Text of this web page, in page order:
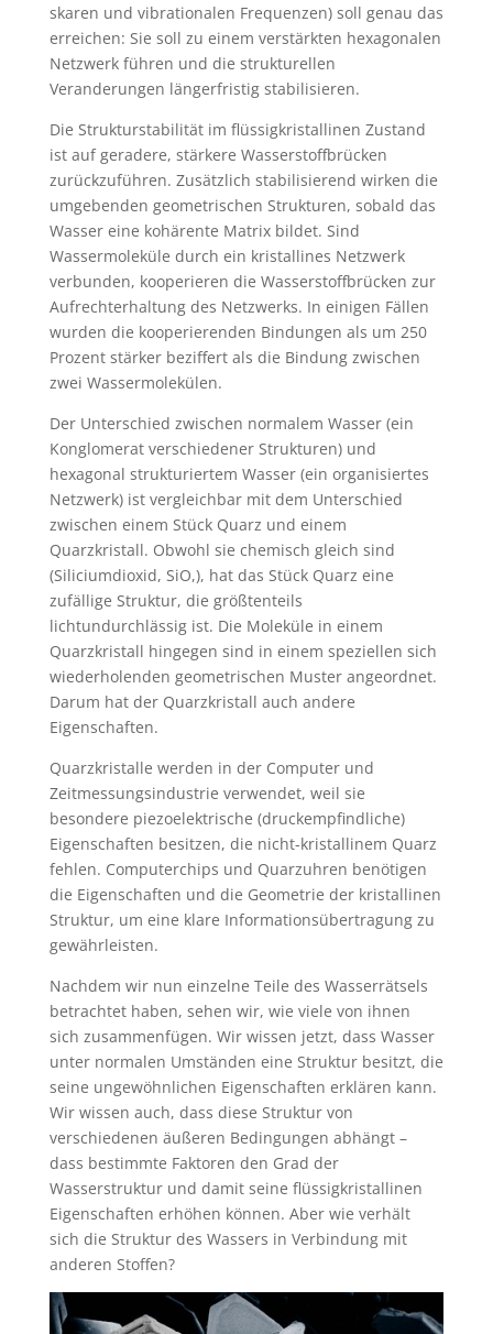
skaren und vibrationalen Frequenzen) soll genau das
erreichen: Sie soll zu einem verstärkten hexagonalen
Netzwerk führen und die strukturellen
Veranderungen längerfristig stabilisieren.
Die Strukturstabilität im flüssigkristallinen Zustand
ist auf geradere, stärkere Wasserstoffbrücken
zurückzuführen. Zusätzlich stabilisierend wirken die
umgebenden geometrischen Strukturen, sobald das
Wasser eine kohärente Matrix bildet. Sind
Wassermoleküle durch ein kristallines Netzwerk
verbunden, kooperieren die Wasserstoffbrücken zur
Aufrechterhaltung des Netzwerks. In einigen Fällen
wurden die kooperierenden Bindungen als um 250
Prozent stärker beziffert als die Bindung zwischen
zwei Wassermolekülen.
Der Unterschied zwischen normalem Wasser (ein
Konglomerat verschiedener Strukturen) und
hexagonal strukturiertem Wasser (ein organisiertes
Netzwerk) ist vergleichbar mit dem Unterschied
zwischen einem Stück Quarz und einem
Quarzkristall. Obwohl sie chemisch gleich sind
(Siliciumdioxid, SiO,), hat das Stück Quarz eine
zufällige Struktur, die größtenteils
lichtundurchlässig ist. Die Moleküle in einem
Quarzkristall hingegen sind in einem speziellen sich
wiederholenden geometrischen Muster angeordnet.
Darum hat der Quarzkristall auch andere
Eigenschaften.
Quarzkristalle werden in der Computer und
Zeitmessungsindustrie verwendet, weil sie
besondere piezoelektrische (druckempfindliche)
Eigenschaften besitzen, die nicht-kristallinem Quarz
fehlen. Computerchips und Quarzuhren benötigen
die Eigenschaften und die Geometrie der kristallinen
Struktur, um eine klare Informationsübertragung zu
gewährleisten.
Nachdem wir nun einzelne Teile des Wasserrätsels
betrachtet haben, sehen wir, wie viele von ihnen
sich zusammenfügen. Wir wissen jetzt, dass Wasser
unter normalen Umständen eine Struktur besitzt, die
seine ungewöhnlichen Eigenschaften erklären kann.
Wir wissen auch, dass diese Struktur von
verschiedenen äußeren Bedingungen abhängt –
dass bestimmte Faktoren den Grad der
Wasserstruktur und damit seine flüssigkristallinen
Eigenschaften erhöhen können. Aber wie verhält
sich die Struktur des Wassers in Verbindung mit
anderen Stoffen?